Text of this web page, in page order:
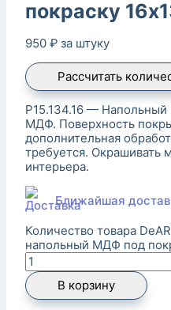
покраску
950 ₽ за штуку
Рассчитать
P15.134.16 — Напольный
МДФ. Поверхность
дополнительная
требуется. Окрашивать
интерьера.
Ближайшая
Количество товара
напольный МДФ под
В корзину